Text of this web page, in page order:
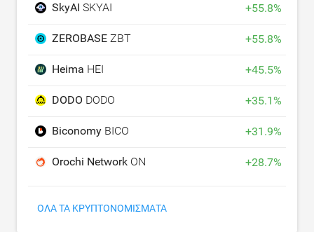
SkyAI SKYAI +55.8%
ZEROBASE ZBT +55.8%
Heima HEI +45.5%
DODO DODO +35.1%
Biconomy BICO +31.9%
Orochi Network ON +28.7%
ΌΛΑ ΤΑ ΚΡΥΠΤΟΝΟΜΊΣΜΑΤΑ